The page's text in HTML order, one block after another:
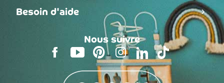
Besoin d'aide
Nous suivre